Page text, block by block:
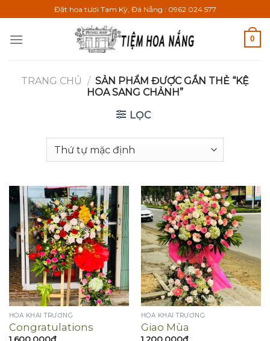
qua
nội
Đặt hoa tươi Tam Kỳ, Đà Nẵng : 0962 024 577
0
TRANG CHỦ / SẢN PHẨM ĐƯỢC GẮN THẺ “KỆ
HOA SANG CHẢNH”
LỌC
HOA KHAI TRƯƠNG
Congratulations
HOA KHAI TRƯƠNG
Giao Mùa